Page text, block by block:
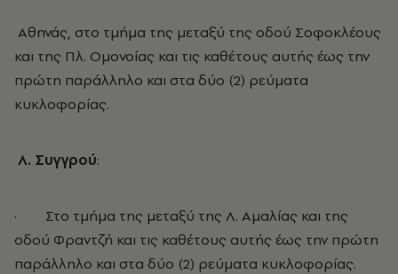
Αθηνάς, στο τμήμα της μεταξύ της οδού Σοφοκλέους
και της Πλ. Ομονοίας και τις καθέτους αυτής έως την
πρώτη παράλληλο και στα δύο (2) ρεύματα
κυκλοφορίας.
Λ. Συγγρού:
· Στο τμήμα της μεταξύ της Λ. Αμαλίας και της
οδού Φραντζή και τις καθέτους αυτής έως την πρώτη
παράλληλο και στα δύο (2) ρεύματα κυκλοφορίας.